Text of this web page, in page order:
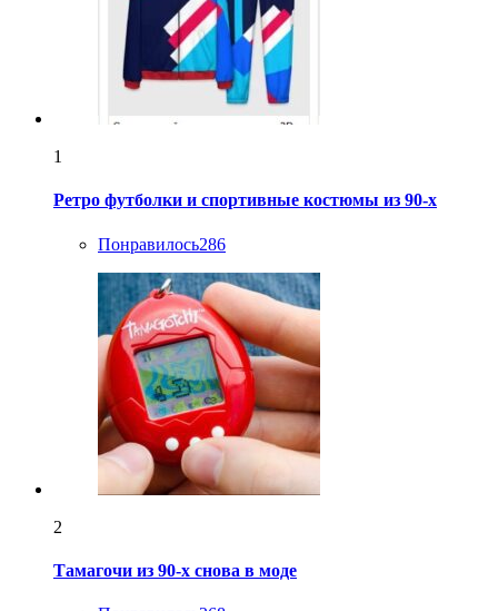
1
Ретро футболки и спортивные костюмы из 90-х
Понравилось286
2
Тамагочи из 90-х снова в моде